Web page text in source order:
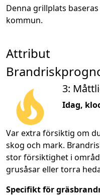
Denna grillplats
kommun.
Attribut
3:
Idag,
Var extra försiktig om
skog och mark.
stor försiktighet i
grusåsar eller torra
Specifikt för